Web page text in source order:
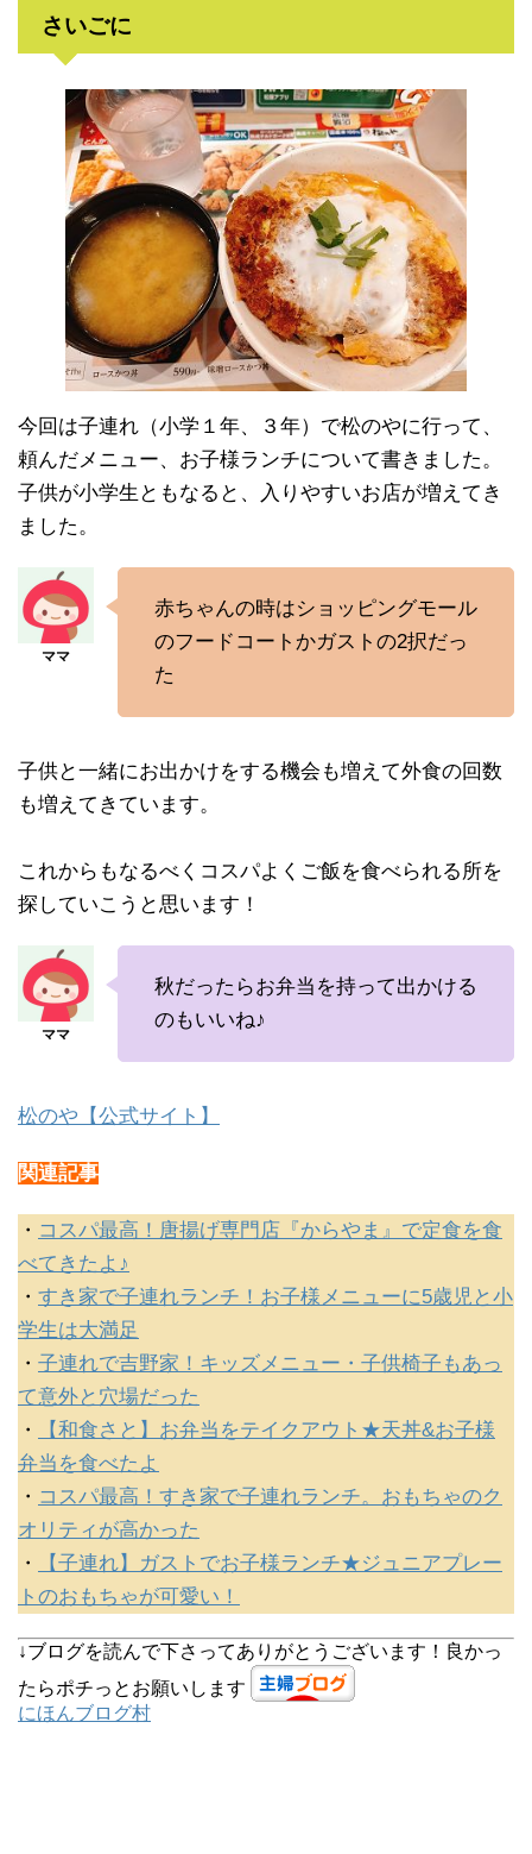
さいごに
今回は子連れ（小学１年、３年）で松のやに行って、
頼んだメニュー、お子様ランチについて書きました。
子供が小学生ともなると、入りやすいお店が増えてき
ました。
赤ちゃんの時はショッピングモール
のフードコートかガストの2択だっ
た
子供と一緒にお出かけをする機会も増えて外食の回数
も増えてきています。
これからもなるべくコスパよくご飯を食べられる所を
探していこうと思います！
秋だったらお弁当を持って出かける
のもいいね♪
松のや【公式サイト】
関連記事
・ コスパ最高！唐揚げ専門店『からやま』で定食を食
べてきたよ♪
・ すき家で子連れランチ！お子様メニューに5歳児と小
学生は大満足
・ 子連れで吉野家！キッズメニュー・子供椅子もあっ
て意外と穴場だった
・
【和食さと】お弁当をテイクアウト★天丼&お子様
弁当を食べたよ
・ コスパ最高！すき家で子連れランチ。おもちゃのク
オリティが高かった
・
【子連れ】ガストでお子様ランチ★ジュニアプレー
トのおもちゃが可愛い！
↓ブログを読んで下さってありがとうございます！良かっ
たらポチっとお願いします
にほんブログ村